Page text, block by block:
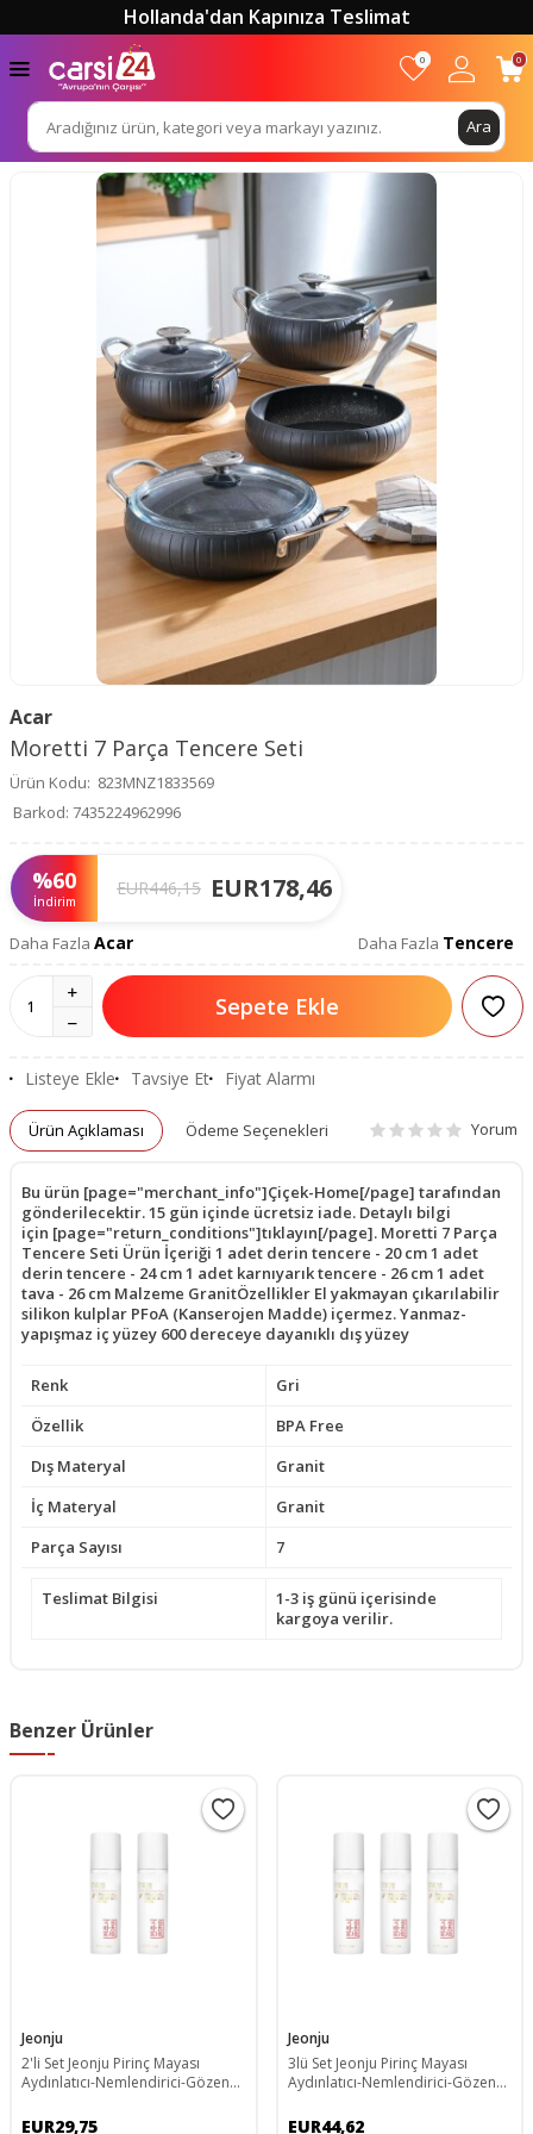
Hollanda'dan Kapınıza Teslimat
Ara
0 0
Acar
Moretti 7 Parça Tencere Seti
Ürün Kodu: 823MNZ1833569
Barkod: 7435224962996
%60
İndirim
EUR446,15 EUR178,46
Daha Fazla Acar Daha Fazla Tencere
Sepete Ekle
Listeye Ekle Tavsiye Et Fiyat Alarmı
Ürün Açıklaması Ödeme Seçenekleri Yorum
Bu ürün [page="merchant_info"]Çiçek-Home[/page] tarafından
gönderilecektir. 15 gün içinde ücretsiz iade. Detaylı bilgi
için [page="return_conditions"]tıklayın[/page]. Moretti 7 Parça
Tencere Seti Ürün İçeriği 1 adet derin tencere - 20 cm 1 adet
derin tencere - 24 cm 1 adet karnıyarık tencere - 26 cm 1 adet
tava - 26 cm Malzeme GranitÖzellikler El yakmayan çıkarılabilir
silikon kulplar PFoA (Kanserojen Madde) içermez. Yanmaz-
yapışmaz iç yüzey 600 dereceye dayanıklı dış yüzey
Renk
Gri
Özellik
BPA Free
Dış Materyal
Granit
İç Materyal
Granit
Parça Sayısı
7
Teslimat Bilgisi
1-3 iş günü içerisinde
kargoya verilir.
Benzer Ürünler
Jeonju
2'li Set Jeonju Pirinç Mayası
Aydınlatıcı-Nemlendirici-Gözenek
EUR29,75
Jeonju
3lü Set Jeonju Pirinç Mayası
Aydınlatıcı-Nemlendirici-Gözenek
EUR44,62